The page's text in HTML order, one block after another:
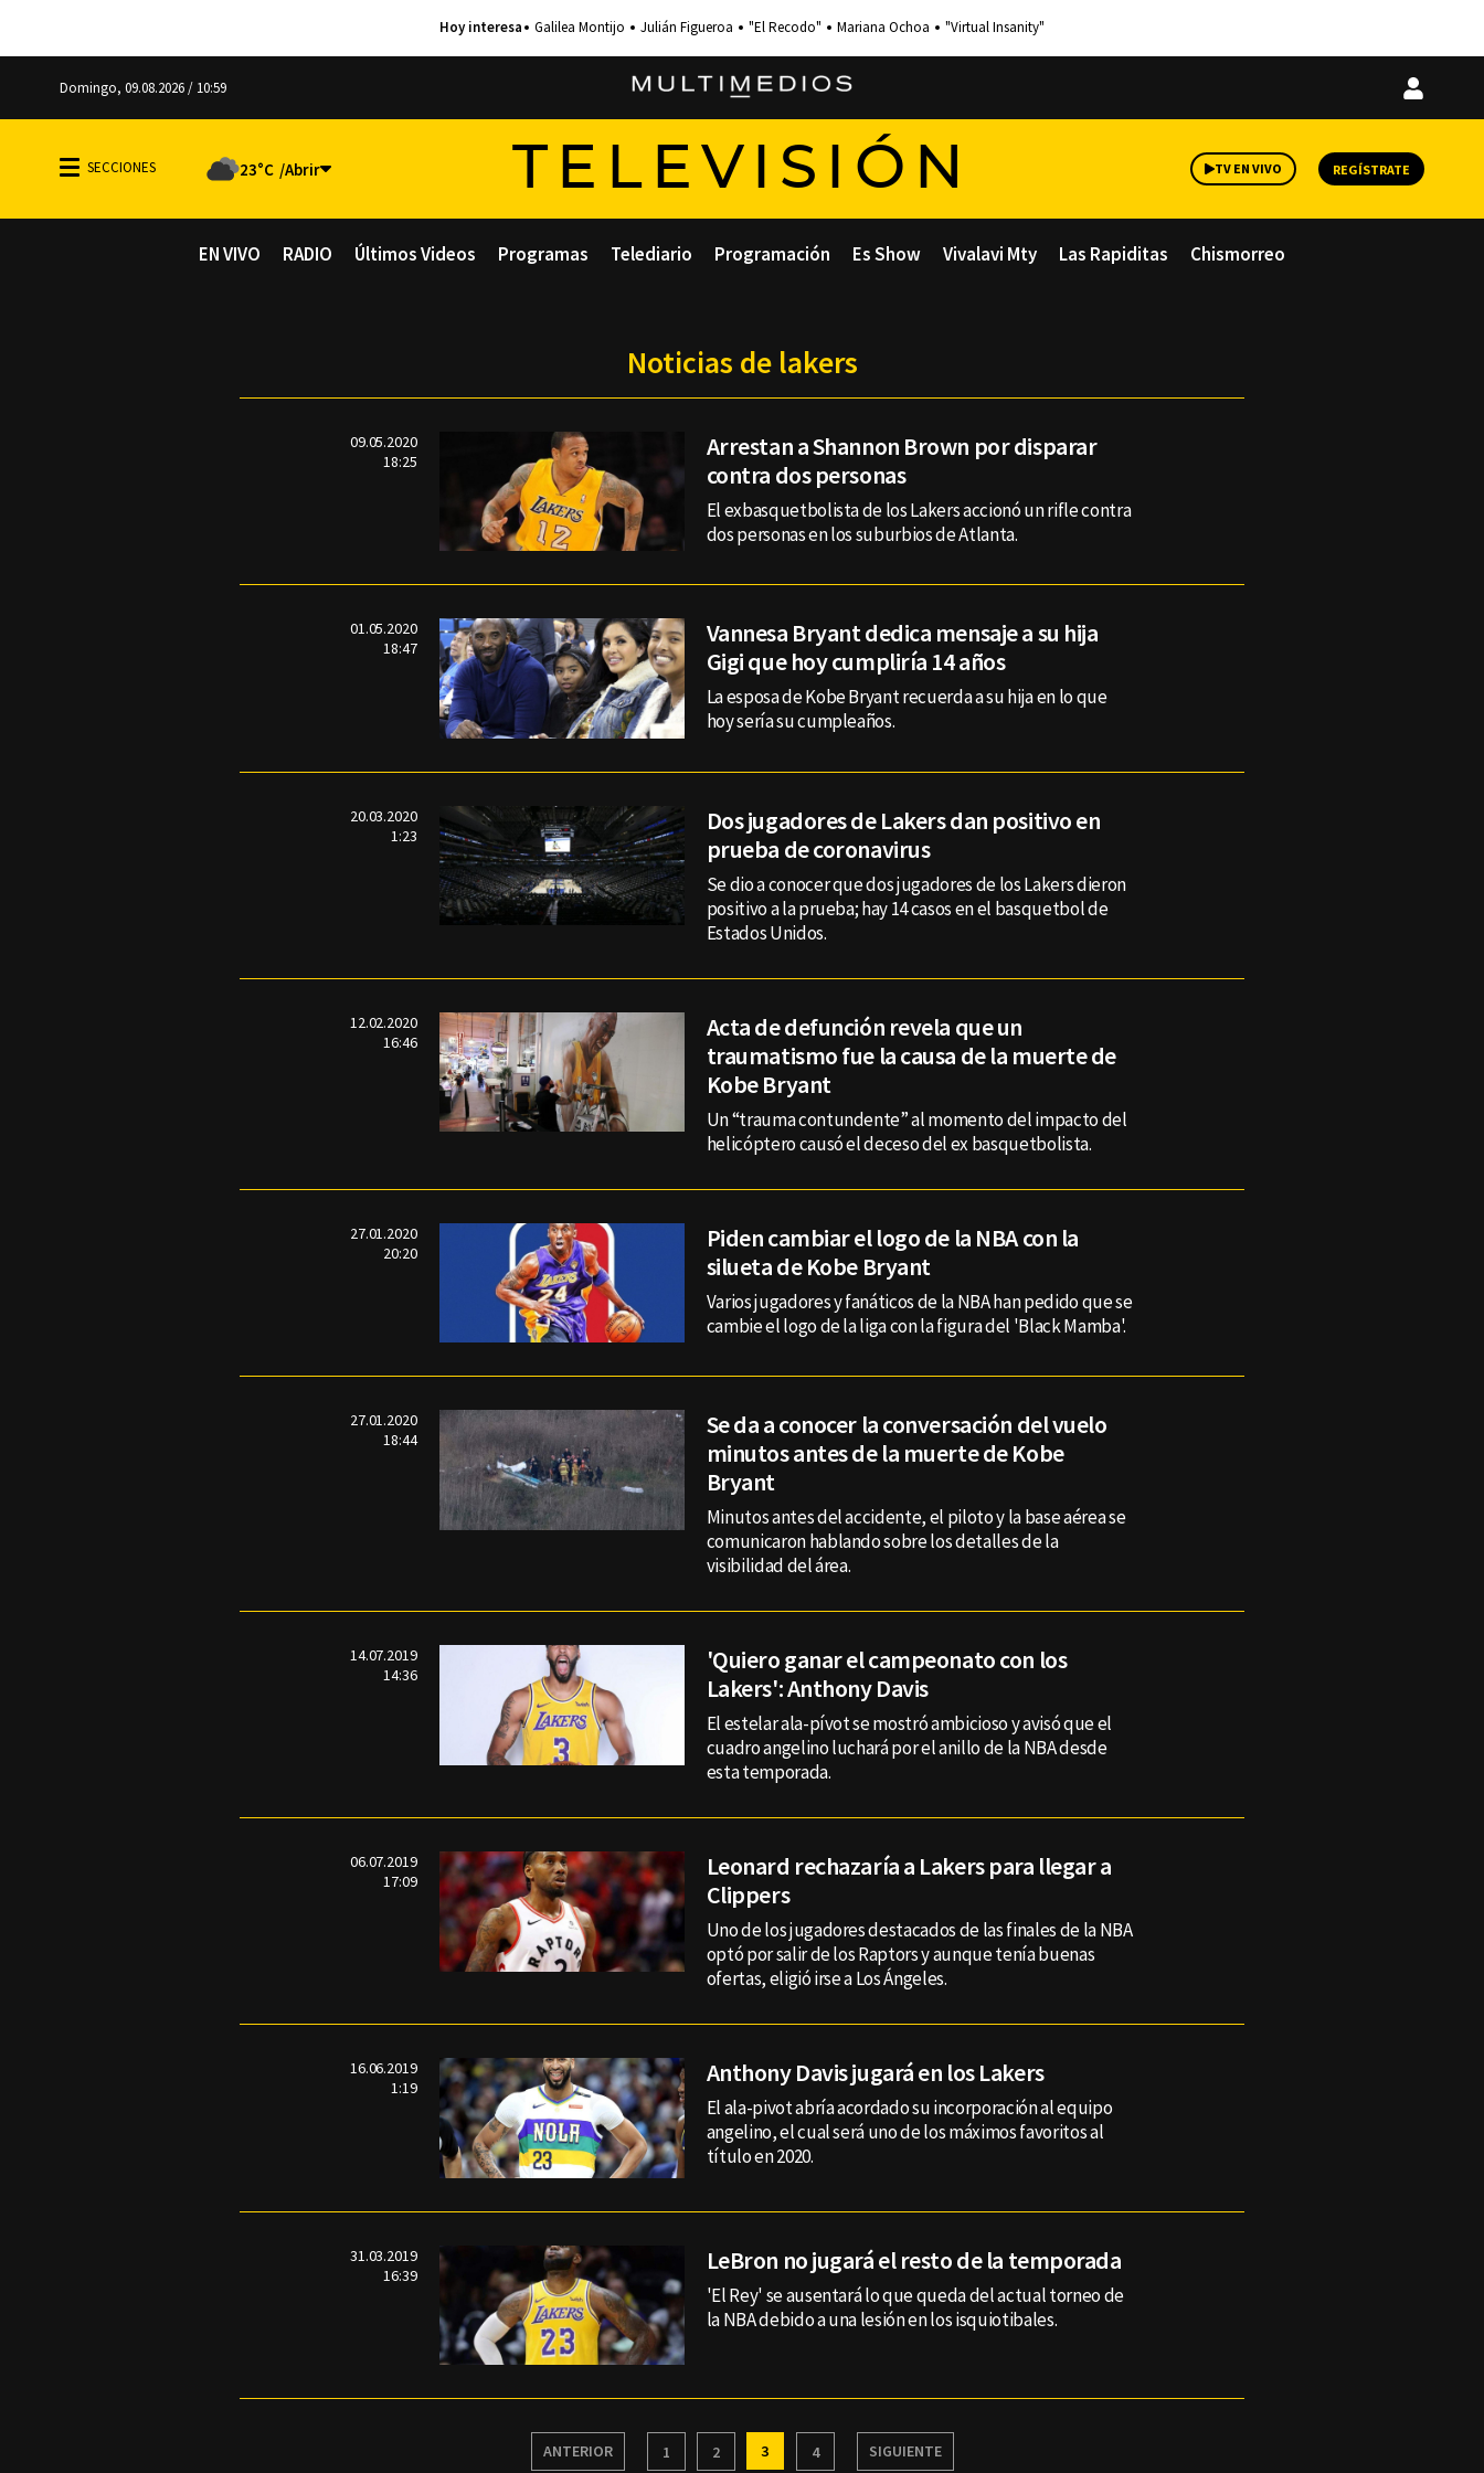
Galilea Montijo Julián Figueroa "El Recodo" Mariana Ochoa "Virtual Insanity"
Domingo, 09.08.2026 / 10:59
Iniciar
23°C TELEVISIÓN TV EN VIVO REGÍSTRATE
EN VIVO RADIO Últimos Videos Programas Telediario Programación Es Show Vivalavi Mty Las Rapiditas Chismorreo
Noticias de lakers
09.05.2020
18:25
Arrestan a Shannon Brown por disparar
contra dos personas
El exbasquetbolista de los Lakers accionó un rifle contra
dos personas en los suburbios de Atlanta.
01.05.2020
18:47
Vannesa Bryant dedica mensaje a su hija
Gigi que hoy cumpliría 14 años
La esposa de Kobe Bryant recuerda a su hija en lo que
hoy sería su cumpleaños.
20.03.2020
1:23
Dos jugadores de Lakers dan positivo en
prueba de coronavirus
Se dio a conocer que dos jugadores de los Lakers dieron
positivo a la prueba; hay 14 casos en el basquetbol de
Estados Unidos.
12.02.2020
16:46
Acta de defunción revela que un
traumatismo fue la causa de la muerte de
Kobe Bryant
Un “trauma contundente” al momento del impacto del
helicóptero causó el deceso del ex basquetbolista.
27.01.2020
20:20
Piden cambiar el logo de la NBA con la
silueta de Kobe Bryant
Varios jugadores y fanáticos de la NBA han pedido que se
cambie el logo de la liga con la figura del 'Black Mamba'.
27.01.2020
18:44
Se da a conocer la conversación del vuelo
minutos antes de la muerte de Kobe
Bryant
Minutos antes del accidente, el piloto y la base aérea se
comunicaron hablando sobre los detalles de la
visibilidad del área.
14.07.2019
14:36
'Quiero ganar el campeonato con los
Lakers': Anthony Davis
El estelar ala-pívot se mostró ambicioso y avisó que el
cuadro angelino luchará por el anillo de la NBA desde
esta temporada.
06.07.2019
17:09
Leonard rechazaría a Lakers para llegar a
Clippers
Uno de los jugadores destacados de las finales de la NBA
optó por salir de los Raptors y aunque tenía buenas
ofertas, eligió irse a Los Ángeles.
16.06.2019
1:19
Anthony Davis jugará en los Lakers
El ala-pivot abría acordado su incorporación al equipo
angelino, el cual será uno de los máximos favoritos al
título en 2020.
31.03.2019
16:39
LeBron no jugará el resto de la temporada
'El Rey' se ausentará lo que queda del actual torneo de
la NBA debido a una lesión en los isquiotibales.
ANTERIOR 1 2 3 4 SIGUIENTE